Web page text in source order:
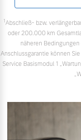
1Abschließ- bzw.
oder 200.000 km
näheren
Anschlussgarantie können
Service Basismodul 1